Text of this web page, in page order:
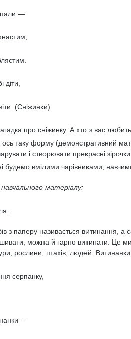
—
(Сніжинки)
про сніжинку. А хто з вас
таку форму (демонстративний
і створювати прекрасні
будемо вмілими чарівниками,
матеріалу:
з паперу називається витинання,
можна й гарно витинати. Це
рослини, птахів, людей.
серпанку,
—